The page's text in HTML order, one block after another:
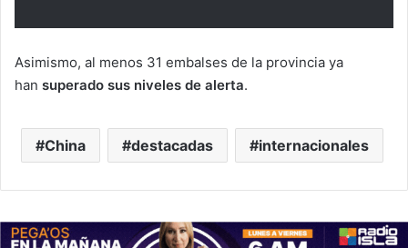
Asimismo, al menos 31 embalses de la provincia ya
han superado sus niveles de alerta.
China destacadas internacionales